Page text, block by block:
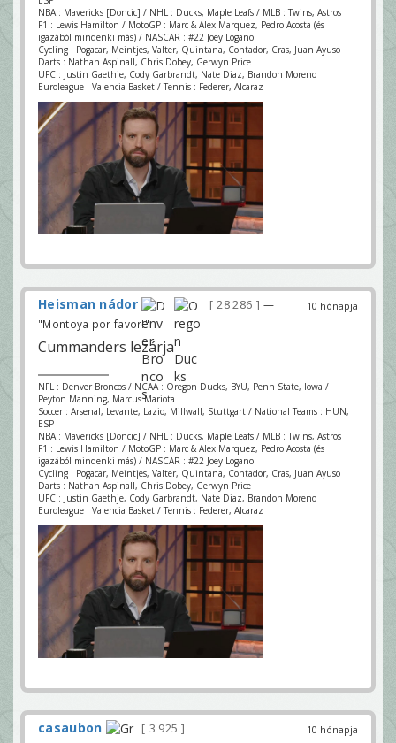
NBA : Mavericks [Doncic] / NHL : Ducks, Maple Leafs / MLB : Twins, Astros
F1 : Lewis Hamilton / MotoGP : Marc & Alex Marquez, Pedro Acosta (és
igazából mindenki más) / NASCAR : #22 Joey Logano
Cycling : Pogacar, Meintjes, Valter, Quintana, Contador, Cras, Juan Ayuso
Darts : Nathan Aspinall, Chris Dobey, Gerwyn Price
UFC : Justin Gaethje, Cody Garbrandt, Nate Diaz, Brandon Moreno
Euroleague : Valencia Basket / Tennis : Federer, Alcaraz
10 hónapja
Heisman nádor 28 286
—
"Montoya por favor!"
Cummanders lezárja
NFL : Denver Broncos / NCAA : Oregon Ducks, BYU, Penn State, Iowa /
Peyton Manning, Marcus Mariota
Soccer : Arsenal, Levante, Lazio, Millwall, Stuttgart / National Teams : HUN,
ESP
NBA : Mavericks [Doncic] / NHL : Ducks, Maple Leafs / MLB : Twins, Astros
F1 : Lewis Hamilton / MotoGP : Marc & Alex Marquez, Pedro Acosta (és
igazából mindenki más) / NASCAR : #22 Joey Logano
Cycling : Pogacar, Meintjes, Valter, Quintana, Contador, Cras, Juan Ayuso
Darts : Nathan Aspinall, Chris Dobey, Gerwyn Price
UFC : Justin Gaethje, Cody Garbrandt, Nate Diaz, Brandon Moreno
Euroleague : Valencia Basket / Tennis : Federer, Alcaraz
10 hónapja
casaubon
3 925